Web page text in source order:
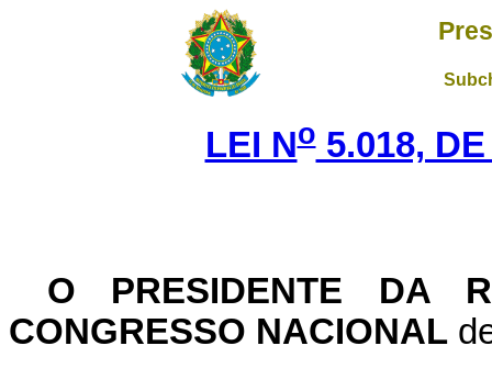
LEI No5.018, DE
O PRESIDENTE DA
CONGRESSO NACIONAL